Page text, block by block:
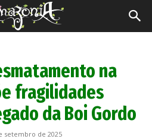
na
fragilidades
da Boi Gordo
setembro de 2025